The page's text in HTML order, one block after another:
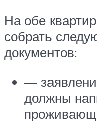
На обе
собрать
документов:
—
должны